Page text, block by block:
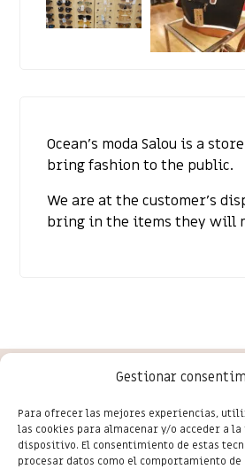
Gestionar
Para ofrecer las mejores experiencias,
las cookies para almacenar y/o acceder a
dispositivo. El consentimiento de estas
procesar datos como el comportamiento de
Ocean’s moda Salou is a
bring fashion to the public.
We are at the customer’s
bring in the items they will
Conoce las últimas
del comercio